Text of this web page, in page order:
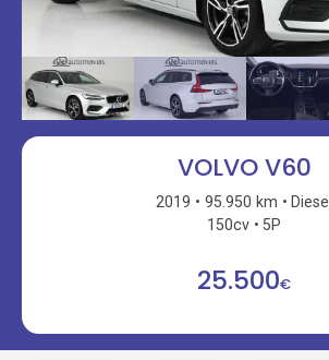
VOLVO V60
2019 95.950 km
Diesel
150cv
5P
25.500€